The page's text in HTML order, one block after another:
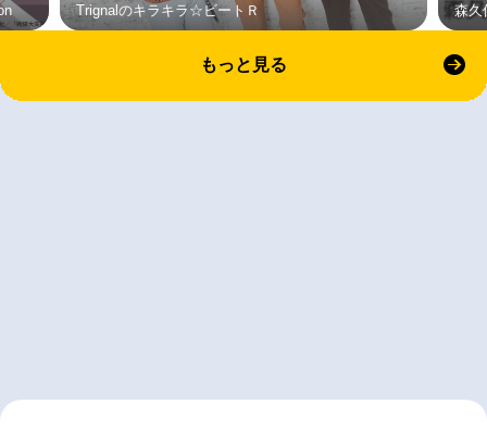
Trignalのキラキラ☆ビートＲ 森久
もっと見る